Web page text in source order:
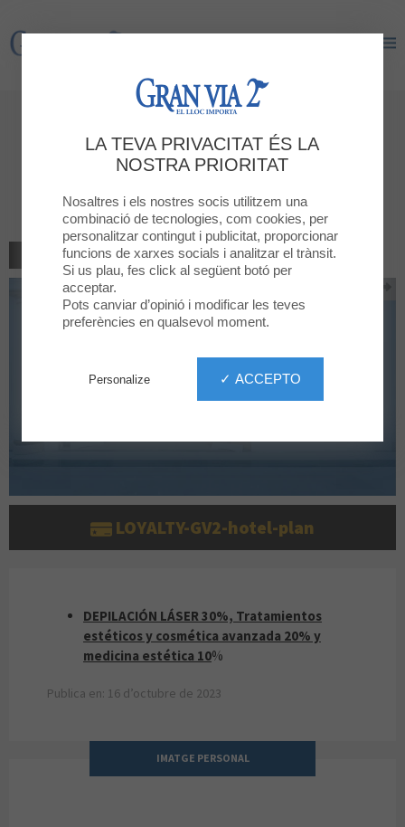
Gran Via 2
DEPILACIÓN LÁSER 30%,
Tratamientos estéticos y
cosmética avanzada 20% y
medicina estética 10%
TORNAR AL LLISTAT
LOYALTY-GV2-hotel-plan
DEPILACIÓN LÁSER 30%, TRATAMIENTOS
DEPILACIÓN LÁSER 30%, Tratamientos
estéticos y cosmética avanzada 20% y
medicina estética 10%
Publica en: 16 d’octubre de 2023
IMATGE PERSONAL
LA TEVA PRIVACITAT ÉS LA
NOSTRA PRIORITAT
Nosaltres i els nostres socis utilitzem una
combinació de tecnologies, com cookies, per
personalitzar contingut i publicitat, proporcionar
funcions de xarxes socials i analitzar el trànsit.
Si us plau, fes click al següent botó per
acceptar.
Pots canviar d’opinió i modificar les teves
preferències en qualsevol moment.
✓ ACCEPTO
Personalize